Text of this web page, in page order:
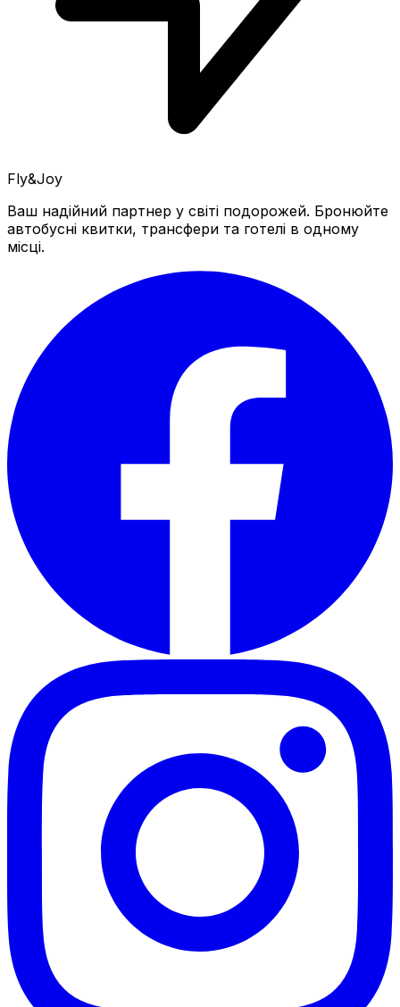
Fly&Joy
Ваш надійний партнер у світі подорожей. Бронюйте
автобусні квитки, трансфери та готелі в одному
місці.